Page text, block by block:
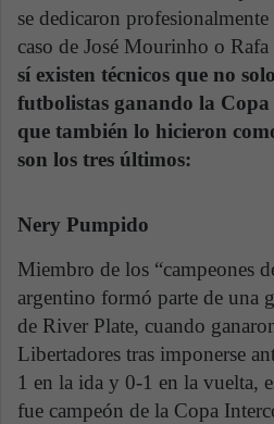
se dedicaron
caso de José Mourinho o Rafa
sí existen técnicos que no
futbolistas ganando la
que también lo hicieron
son los tres últimos:
Nery Pumpido
Miembro de los “campeones
argentino formó parte de una
de River Plate, cuando
Libertadores tras imponerse
1 en la ida y 0-1 en la vuelta,
fue campeón de la Copa